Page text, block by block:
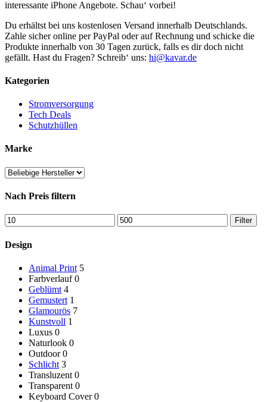
interessante iPhone Angebote. Schau‘ vorbei!
Du erhältst bei uns kostenlosen Versand innerhalb Deutschlands.
Zahle sicher online per PayPal oder auf Rechnung und schicke die
Produkte innerhalb von 30 Tagen zurück, falls es dir doch nicht
gefällt. Hast du Fragen? Schreib‘ uns: hi@kavar.de
Kategorien
Stromversorgung
Tech Deals
Schutzhüllen
Marke
Nach Preis filtern
Min.
Preis
Max.
Preis
Filter
Design
Animal Print 5
Farbverlauf 0
Geblümt 4
Gemustert 1
Glamourös 7
Kunstvoll 1
Luxus 0
Naturlook 0
Outdoor 0
Schlicht 3
Transluzent 0
Transparent 0
Keyboard Cover 0